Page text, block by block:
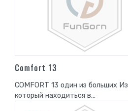
Comfort 13
COMFORT 13 один из больших
который находиться в...